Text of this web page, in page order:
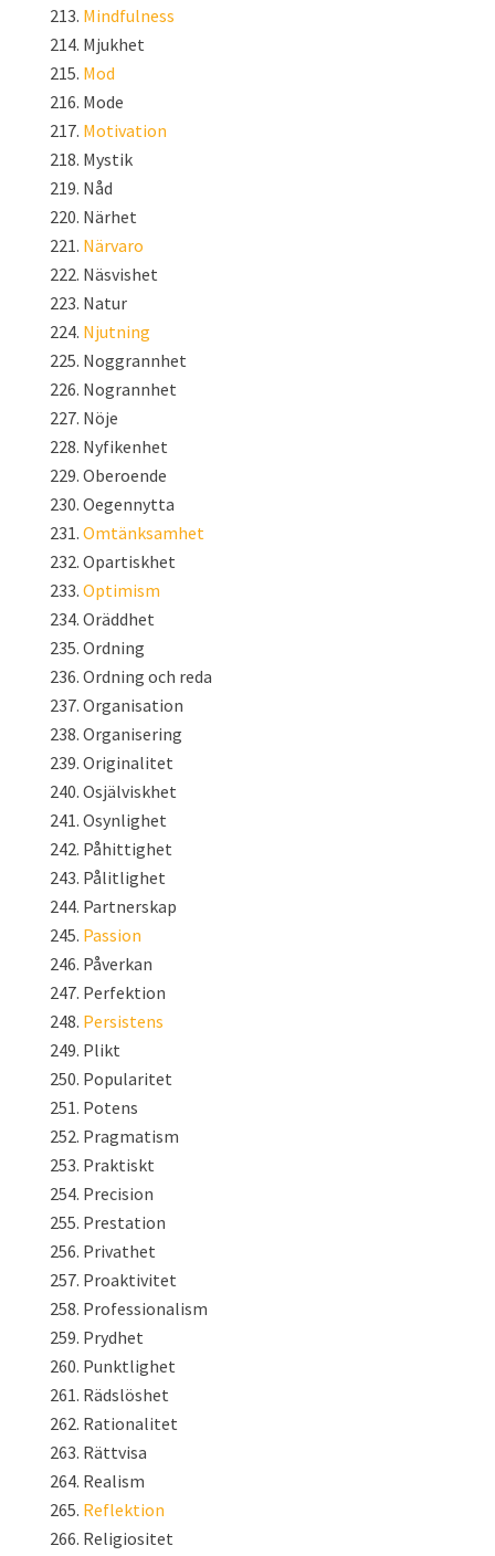
Mindfulness
Mjukhet
Mod
Mode
Motivation
Mystik
Nåd
Närhet
Närvaro
Näsvishet
Natur
Njutning
Noggrannhet
Nogrannhet
Nöje
Nyfikenhet
Oberoende
Oegennytta
Omtänksamhet
Opartiskhet
Optimism
Oräddhet
Ordning
Ordning och reda
Organisation
Organisering
Originalitet
Osjälviskhet
Osynlighet
Påhittighet
Pålitlighet
Partnerskap
Passion
Påverkan
Perfektion
Persistens
Plikt
Popularitet
Potens
Pragmatism
Praktiskt
Precision
Prestation
Privathet
Proaktivitet
Professionalism
Prydhet
Punktlighet
Rädslöshet
Rationalitet
Rättvisa
Realism
Reflektion
Religiositet